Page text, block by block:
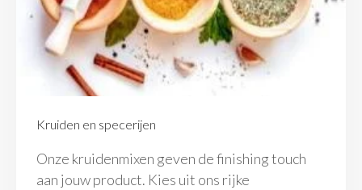
Kruiden en specerijen
Onze kruidenmixen geven de finishing touch
aan jouw product. Kies uit ons rijke